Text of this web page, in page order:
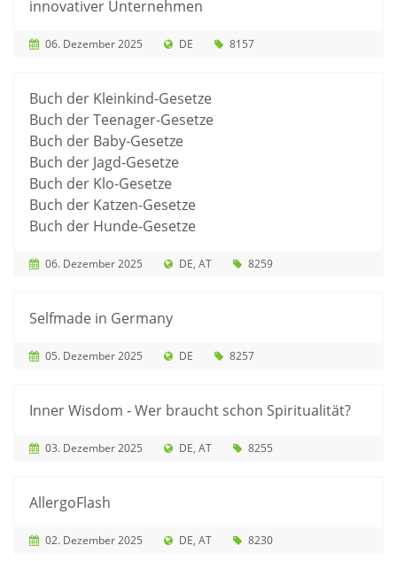
innovativer Unternehmen
06. Dezember 2025 DE 8157
Buch der Kleinkind-Gesetze
Buch der Teenager-Gesetze
Buch der Baby-Gesetze
Buch der Jagd-Gesetze
Buch der Klo-Gesetze
Buch der Katzen-Gesetze
Buch der Hunde-Gesetze
06. Dezember 2025 DE AT 8259
Selfmade in Germany
05. Dezember 2025 DE 8257
Inner Wisdom - Wer braucht schon Spiritualität?
03. Dezember 2025 DE AT 8255
AllergoFlash
02. Dezember 2025 DE AT 8230